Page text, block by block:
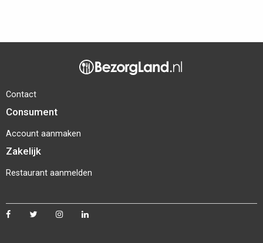
Contact
Consument
Account aanmaken
Zakelijk
Restaurant aanmelden